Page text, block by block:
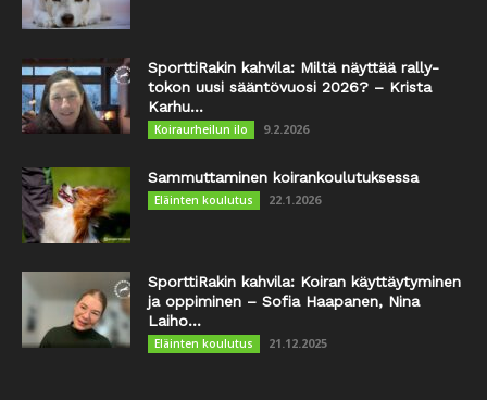
SporttiRakin kahvila: Miltä näyttää rally-
tokon uusi sääntövuosi 2026? – Krista
Karhu...
Koiraurheilun ilo 9.2.2026
Sammuttaminen koirankoulutuksessa
Eläinten koulutus 22.1.2026
SporttiRakin kahvila: Koiran käyttäytyminen
ja oppiminen – Sofia Haapanen, Nina
Laiho...
Eläinten koulutus 21.12.2025